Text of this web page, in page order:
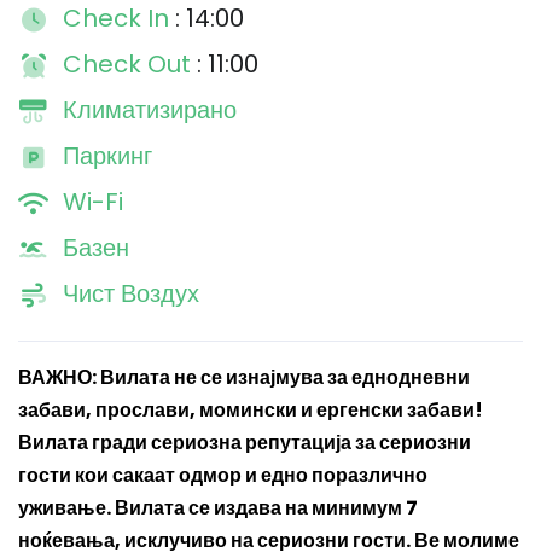
Check In : 14:00
Check Out : 11:00
Климатизирано
Паркинг
Wi-Fi
Базен
Чист Воздух
ВАЖНО:Вилата не се изнајмува за еднодневни
забави, прослави, момински и ергенски забави!
Вилата гради сериозна репутација за сериозни
гости кои сакаат одмор и едно поразлично
уживање. Вилата се издава на минимум 7
ноќевања, исклучиво на сериозни гости. Ве молиме